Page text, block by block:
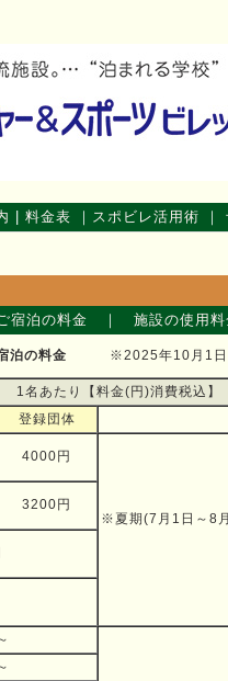
料金表 ｜ スポビレ活用術 ｜
宿泊の料金 ｜ 施設の使用料
泊の料金 ※2025年10月1日
1名あたり【料金(円)消費税込】
登録団体
4000円
※夏期(7月1日～8
3200円